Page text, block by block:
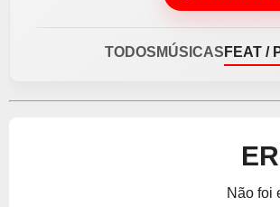
TODOS MÚSICAS FEAT /
Não foi